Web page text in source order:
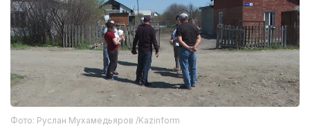
Фото: Руслан Мухамедьяров /Kazinform